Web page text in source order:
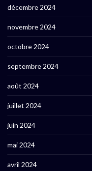
décembre 2024
novembre 2024
octobre 2024
septembre 2024
août 2024
juillet 2024
juin 2024
mai 2024
avril 2024